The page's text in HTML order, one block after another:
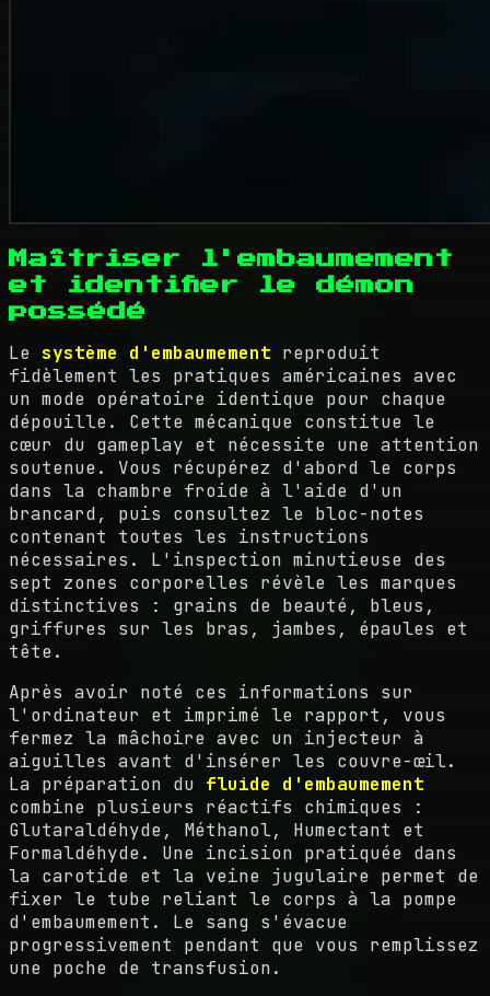
Maîtriser l'embaumement
et identifier le démon
possédé
Le système d'embaumement reproduit
fidèlement les pratiques américaines avec
un mode opératoire identique pour chaque
dépouille. Cette mécanique constitue le
cœur du gameplay et nécessite une attention
soutenue. Vous récupérez d'abord le corps
dans la chambre froide à l'aide d'un
brancard, puis consultez le bloc-notes
contenant toutes les instructions
nécessaires. L'inspection minutieuse des
sept zones corporelles révèle les marques
distinctives : grains de beauté, bleus,
griffures sur les bras, jambes, épaules et
tête.
Après avoir noté ces informations sur
l'ordinateur et imprimé le rapport, vous
fermez la mâchoire avec un injecteur à
aiguilles avant d'insérer les couvre-œil.
La préparation du fluide d'embaumement
combine plusieurs réactifs chimiques :
Glutaraldéhyde, Méthanol, Humectant et
Formaldéhyde. Une incision pratiquée dans
la carotide et la veine jugulaire permet de
fixer le tube reliant le corps à la pompe
d'embaumement. Le sang s'évacue
progressivement pendant que vous remplissez
une poche de transfusion.